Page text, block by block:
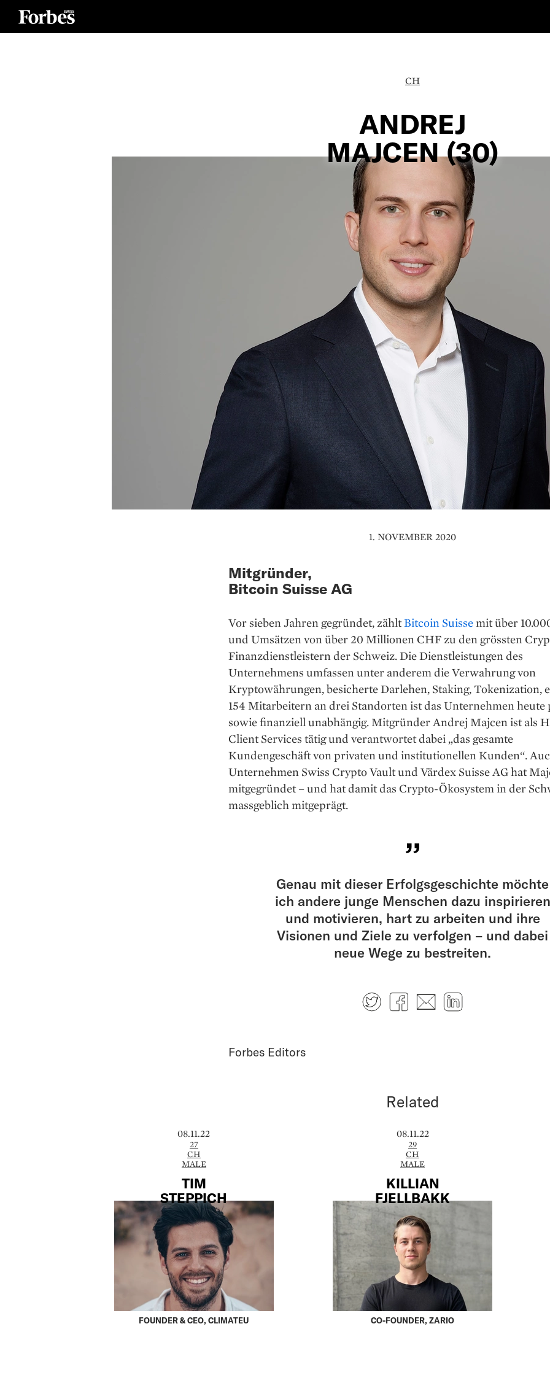
CH
ANDREJ
MAJCEN (30)
1. NOVEMBER 2020
Mitgründer,
Bitcoin Suisse AG
Vor sieben Jahren gegründet, zähltBitcoin Suisse mit über
und Umsätzen von über 20 Millionen CHF zu den grössten
Finanzdienstleistern der Schweiz. Die Dienstleistungen des
Unternehmens umfassen unter anderem die Verwahrung von
Kryptowährungen, besicherte Darlehen, Staking, Tokenization,
154 Mitarbeitern an drei Standorten ist das Unternehmen heute
sowie finanziell unabhängig. Mitgründer Andrej Majcen ist als
Client Services tätig und verantwortet dabei „das gesamte
Kundengeschäft von privaten und institutionellen Kunden“.
Unternehmen Swiss Crypto Vault und Värdex Suisse AG hat
mitgegründet – und hat damit das Crypto-Ökosystem in der
massgeblich mitgeprägt.
Genau mit dieser Erfolgsgeschichte möchte
ich andere junge Menschen dazu inspirieren
und motivieren, hart zu arbeiten und ihre
Visionen und Ziele zu verfolgen – und dabei
neue Wege zu bestreiten.
TwitterFacebook
E-mail
Forbes Editors
Related
08.11.22
27
CH
MALE
TIM
STEPPICH
FOUNDER & CEO, CLIMATEU
08.11.22
29
CH
MALE
KILLIAN
FJELLBAKK
CO-FOUNDER, ZARIO